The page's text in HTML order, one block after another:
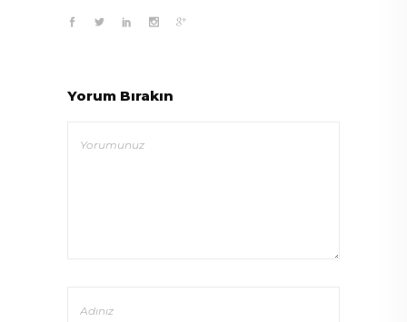
Yorum Bırakın